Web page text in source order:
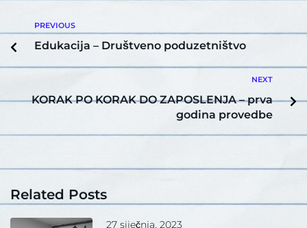
PREVIOUS
Edukacija – Društveno poduzetništvo
NEXT
KORAK PO KORAK DO ZAPOSLENJA – prva
godina provedbe
Related Posts
27 siječnja, 2023